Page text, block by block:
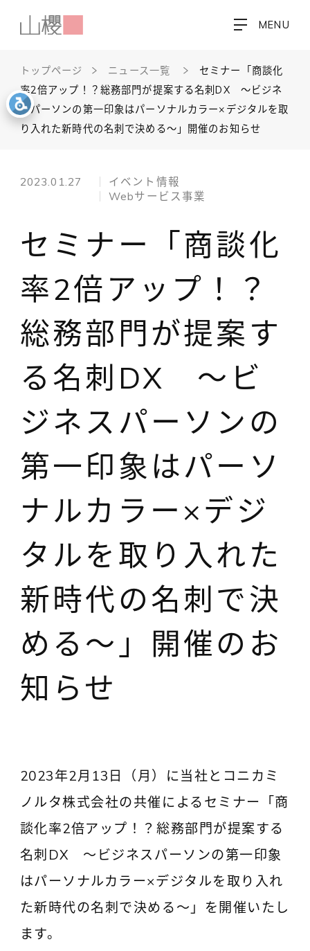
MENU
トップページ ニュース一覧
セミナー「商談化
率2倍アップ！？総務部門が提案する名刺DX ～ビジネ
スパーソンの第一印象はパーソナルカラー×デジタルを取
り入れた新時代の名刺で決める～」開催のお知らせ
2023.01.27
イベント情報
Webサービス事業
セミナー「商談化
率2倍アップ！？
総務部門が提案す
る名刺DX ～ビ
ジネスパーソンの
第一印象はパーソ
ナルカラー×デジ
タルを取り入れた
新時代の名刺で決
める～」開催のお
知らせ
2023年2月13日（月）に当社とコニカミ
ノルタ株式会社の共催によるセミナー「商
談化率2倍アップ！？総務部門が提案する
名刺DX ～ビジネスパーソンの第一印象
はパーソナルカラー×デジタルを取り入れ
た新時代の名刺で決める～」を開催いたし
ます。